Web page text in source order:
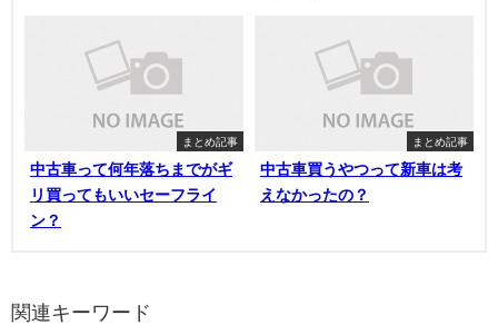
まとめ記事
中古車って何年落ちまでがギ
リ買ってもいいセーフライ
ン？
まとめ記事
中古車買うやつって新車は考
えなかったの？
関連キーワード